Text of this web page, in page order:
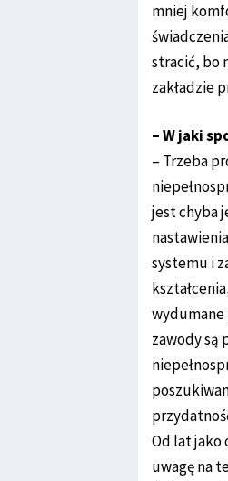
mniej
stracić, bo
zakładzie
– W jaki
– Trzeba
jest chyba
systemu i
wydumane
zawody są
Od lat jako
uwagę na